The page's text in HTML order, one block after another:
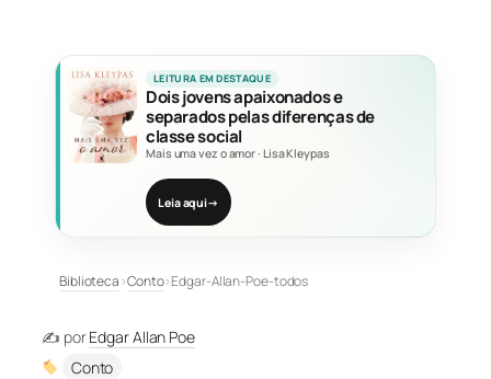
LEITURA EM DESTAQUE
Dois jovens apaixonados e
separados pelas diferenças de
classe social
Mais uma vez o amor· Lisa Kleypas
Leia aqui→
Biblioteca›Conto›Edgar-Allan-Poe-todos
✍️ porEdgar Allan Poe
Conto